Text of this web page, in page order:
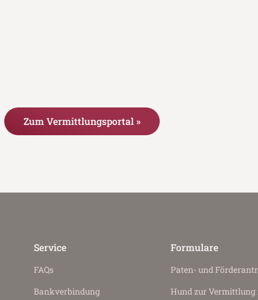
Zum Vermittlungsportal »
Service
FAQs
Bankverbindung
Formulare
Paten- und
Hund zur Vermittlung